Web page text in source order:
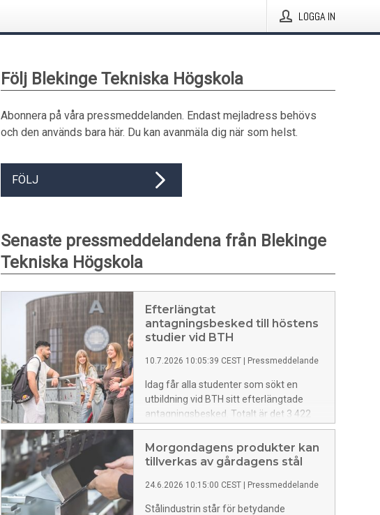
LOGGA IN
Följ Blekinge Tekniska Högskola
Abonnera på våra pressmeddelanden. Endast mejladress behövs
och den används bara här. Du kan avanmäla dig när som helst.
FÖLJ
Senaste pressmeddelandena från Blekinge
Tekniska Högskola
Efterlängtat
antagningsbesked till höstens
studier vid BTH
10.7.2026 10:05:39 CEST Pressmeddelande
Idag får alla studenter som sökt en
utbildning vid BTH sitt efterlängtade
antagningsbesked. Totalt är det 3 422
studenter som erbjuds en
utbildningsplats vid BTH med start till
hösten.
Morgondagens produkter kan
tillverkas av gårdagens stål
24.6.2026 10:15:00 CEST Pressmeddelande
Stålindustrin står för betydande